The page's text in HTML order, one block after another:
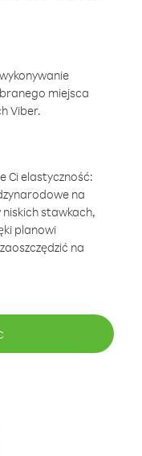
miejsca
Viber.
Ci elastyczność:
na
stawkach,
planowi
na